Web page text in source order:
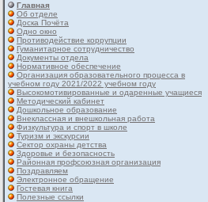
Главная
Об отделе
Доска Почёта
Одно окно
Противодействие коррупции
Гуманитарное сотрудничество
Документы отдела
Нормативное обеспечение
Организация образовательного процесса в
учебном году 2021/2022 учебном году
Высокомотивированные и одаренные учащиеся
Методический кабинет
Дошкольное образование
Внеклассная и внешкольная работа
Физкультура и спорт в школе
Туризм и экскурсии
Сектор охраны детства
Здоровье и безопасность
Районная профсоюзная организация
Поздравляем
Электронное обращение
Гостевая книга
Полезные ссылки